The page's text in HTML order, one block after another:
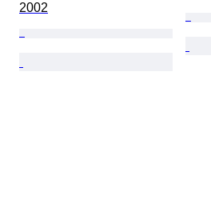
2002